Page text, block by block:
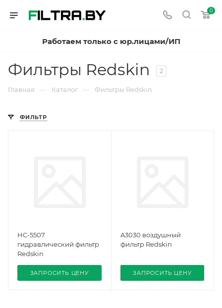
0
Работаем только с юр.лицами/ИП
Фильтры Redskin 2
Главная — Каталог — Фильтры Redskin
ФИЛЬТР
HC-5507
гидравлический фильтр
Redskin
ЗАПРОСИТЬ ЦЕНУ
A3030 воздушный
фильтр Redskin
ЗАПРОСИТЬ ЦЕНУ